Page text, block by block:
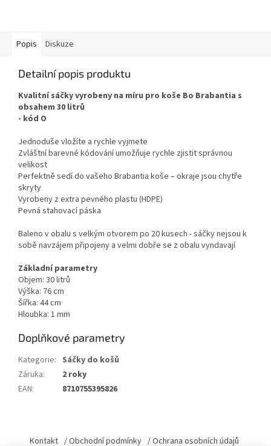
Popis Diskuze
Detailní popis produktu
Kvalitní sáčky vyrobeny na míru pro koše Bo Brabantia s
obsahem 30 litrů
- kód O
Jednoduše vložíte a rychle vyjmete
Zvláštní barevné kódování umožňuje rychle zjistit správnou
velikost
Perfektně sedí do vašeho Brabantia koše – okraje jsou chytře
skryty
Vyrobeny z extra pevného plastu (HDPE)
Pevná stahovací páska
Baleno v obalu s velkým otvorem po 20 kusech - sáčky nejsou k
sobě navzájem připojeny a velmi dobře se z obalu vyndavají
Základní parametry
Objem: 30 litrů
Výška: 76 cm
Šířka: 44 cm
Hloubka: 1 mm
Doplňkové parametry
Kategorie: Sáčky do košů
Záruka:
2 roky
EAN: 8710755395826
Kontakt / Obchodní podmínky / Ochrana osobních údajů